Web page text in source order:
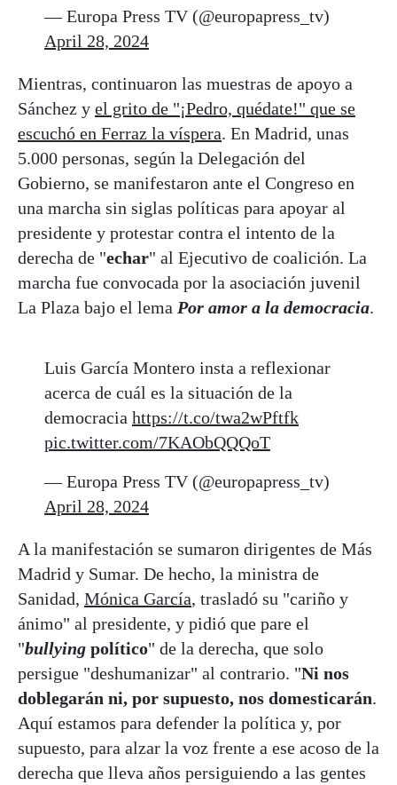
— Europa Press TV (@europapress_tv)
April 28, 2024
Mientras, continuaron las muestras de apoyo a
Sánchez y el grito de "¡Pedro, quédate!" que se
escuchó en Ferraz la víspera. En Madrid, unas
5.000 personas, según la Delegación del
Gobierno, se manifestaron ante el Congreso en
una marcha sin siglas políticas para apoyar al
presidente y protestar contra el intento de la
derecha de "echar" al Ejecutivo de coalición. La
marcha fue convocada por la asociación juvenil
La Plaza bajo el lema Por amor a la democracia.
Luis García Montero insta a reflexionar
acerca de cuál es la situación de la
democracia https://t.co/twa2wPftfk
pic.twitter.com/7KAObQQQoT
— Europa Press TV (@europapress_tv)
April 28, 2024
A la manifestación se sumaron dirigentes de Más
Madrid y Sumar. De hecho, la ministra de
Sanidad, Mónica García, trasladó su "cariño y
ánimo" al presidente, y pidió que pare el
"bullying político" de la derecha, que solo
persigue "deshumanizar" al contrario. "Ni nos
doblegarán ni, por supuesto, nos domesticarán.
Aquí estamos para defender la política y, por
supuesto, para alzar la voz frente a ese acoso de la
derecha que lleva años persiguiendo a las gentes